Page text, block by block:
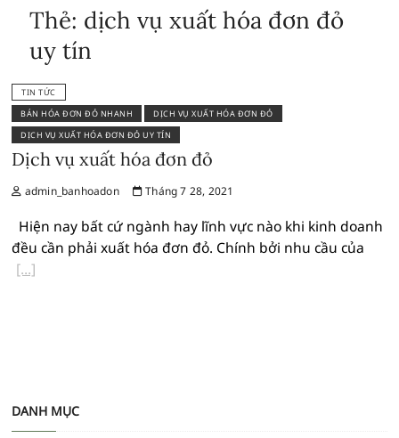
Thẻ: dịch vụ xuất hóa đơn đỏ
uy tín
TIN TỨC
BÁN HÓA ĐƠN ĐỎ NHANH
DỊCH VỤ XUẤT HÓA ĐƠN ĐỎ
DỊCH VỤ XUẤT HÓA ĐƠN ĐỎ UY TÍN
Dịch vụ xuất hóa đơn đỏ
admin_banhoadon Tháng 7 28, 2021
Hiện nay bất cứ ngành hay lĩnh vực nào khi kinh doanh
đều cần phải xuất hóa đơn đỏ. Chính bởi nhu cầu của
DANH MỤC